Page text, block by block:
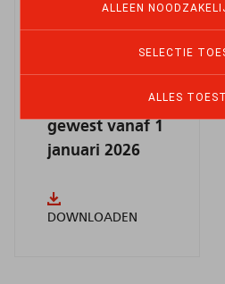
ALLEEN
SELECTIE
ALLES
Ketenaansprak
arbeidsmigratie
gewest vanaf 1
januari 2026
DOWNLOADEN